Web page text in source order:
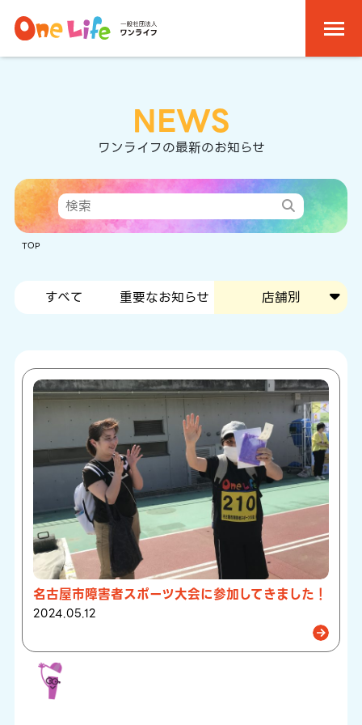
NEWS
ワンライフの最新のお知らせ
TOP
すべて 重要なお知らせ 店舗別
名古屋市障害者スポーツ大会に参加してきました！
2024.05.12